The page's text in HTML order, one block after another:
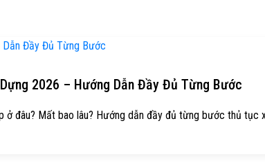
2026 – Hướng Dẫn Đầy Đủ Từng Bước
ở đâu? Mất bao lâu? Hướng dẫn đầy đủ từng bước thủ tục